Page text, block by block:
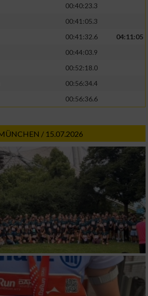
00:40:23.3
00:41:05.3
00:41:32.6
04:11:05
00:44:03.9
00:52:18.0
00:56:34.4
00:56:36.6
/ 15.07.2026